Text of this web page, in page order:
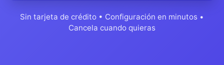
Sin tarjeta de crédito • Configuración en minutos •
Cancela cuando quieras